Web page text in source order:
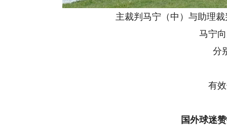
主裁判马宁（中）与助理裁
马宁向
分别
有效
国外球迷